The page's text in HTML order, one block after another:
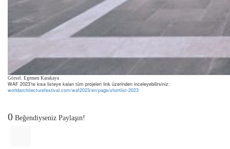
Görsel: Egemen Karakaya
WAF 2023’te kısa listeye kalan tüm projeleri link üzerinden inceleyebilirsiniz:
worldarchitecturefestival.com/waf2023/en/page/shortlist-2023
0 Beğendiyseniz Paylaşın!